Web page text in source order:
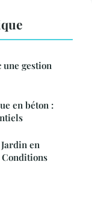
gestion
en béton :
en